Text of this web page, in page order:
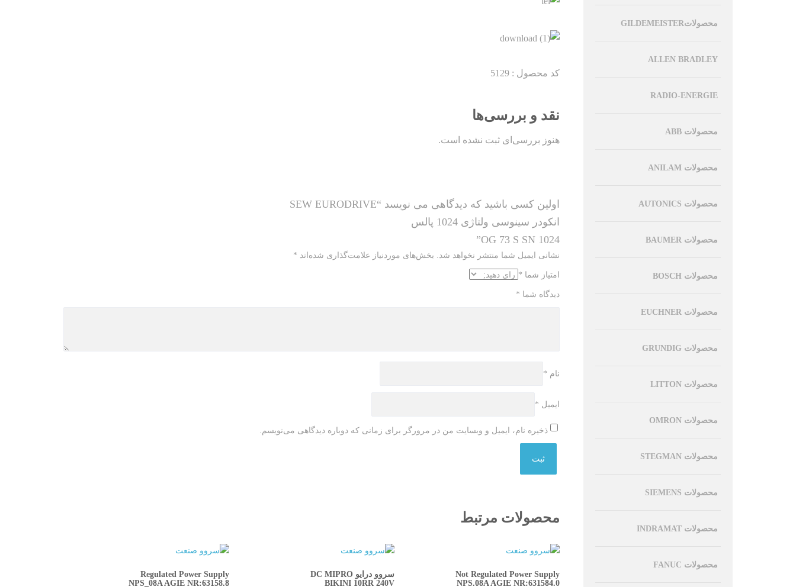
کد محصول : 5129
نقد و بررسی‌ها
هنوز بررسی‌ای ثبت نشده است.
اولین کسی باشید که دیدگاهی می نویسد “SEW EURODRIVE
انکودر سینوسی ولتاژی 1024 پالس
OG 73 S SN 1024”
نشانی ایمیل شما منتشر نخواهد شد. بخش‌های موردنیاز علامت‌گذاری شده‌اند *
امتیاز شما *
دیدگاه شما *
نام *
ایمیل *
ذخیره نام، ایمیل و وبسایت من در مرورگر برای زمانی که دوباره دیدگاهی می‌نویسم.
محصولات مرتبط
Not Regulated Power Supply
NPS.08A AGIE NR:631584.0
سروو درایو DC MIPRO
BIKINI 10RR 240V
Regulated Power Supply
NPS_08A AGIE NR:63158.8
محصولاتGILDEMEISTER
ALLEN BRADLEY
RADIO-ENERGIE
محصولات ABB
محصولات ANILAM
محصولات AUTONICS
محصولات BAUMER
محصولات BOSCH
محصولات EUCHNER
محصولات GRUNDIG
محصولات LITTON
محصولات OMRON
محصولات STEGMAN
محصولات SIEMENS
محصولات INDRAMAT
محصولات FANUC